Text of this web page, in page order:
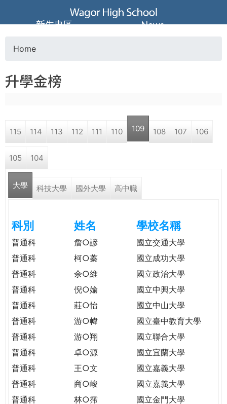
Jump to navigation
葳
格
高
學
格。
o
a
r
e
e
r
e
Home
升學金榜
115 114 113 112 111 110 109 108 107 106
105 104
大學 科技大學 國外大學 高中職
科別 姓名 學校名稱
普通科 詹○諺
國立交通大學
普通科
柯○蓁
國立成功大學
普通科
余○維
國立政治大學
普通科
倪○媮
國立中興大學
普通科
莊○怡
國立中山大學
普通科
游○幃
國立臺中教育大學
普通科
游○翔
國立聯合大學
普通科
卓○源
國立宜蘭大學
普通科
王○文
國立嘉義大學
普通科
商○峻
國立嘉義大學
普通科
林○霈
國立金門大學
新生專區 News